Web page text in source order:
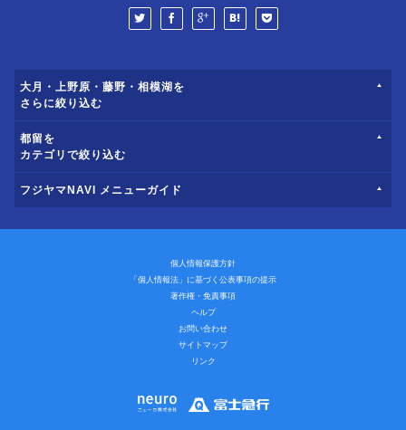
大月・上野原・藤野・相模湖を
さらに絞り込む
都留を
カテゴリで絞り込む
フジヤマNAVI メニューガイド
個人情報保護方針
「個人情報法」に基づく公表事項の提示
著作権・免責事項
ヘルプ
お問い合わせ
サイトマップ
リンク